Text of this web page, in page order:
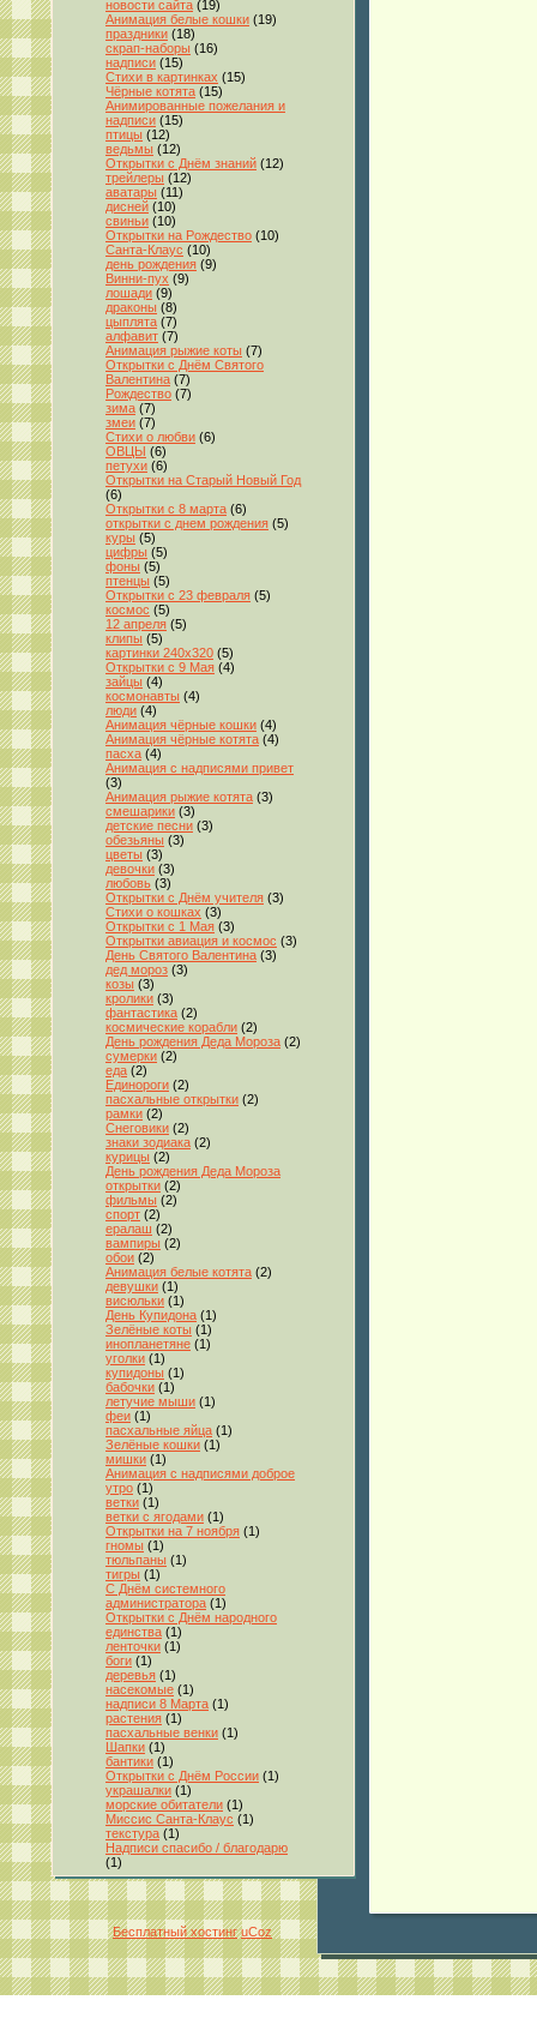
новости сайта (19)
Анимация белые кошки (19)
праздники (18)
скрап-наборы (16)
надписи (15)
Стихи в картинках (15)
Чёрные котята (15)
Анимированные пожелания и
надписи (15)
птицы (12)
ведьмы (12)
Открытки с Днём знаний (12)
трейлеры (12)
аватары (11)
дисней (10)
свиньи (10)
Открытки на Рождество (10)
Санта-Клаус (10)
день рождения (9)
Винни-пух (9)
лошади (9)
драконы (8)
цыплята (7)
алфавит (7)
Анимация рыжие коты (7)
Открытки с Днём Святого
Валентина (7)
Рождество (7)
зима (7)
змеи (7)
Стихи о любви (6)
ОВЦЫ (6)
петухи (6)
Открытки на Старый Новый Год
(6)
Открытки с 8 марта (6)
открытки с днем рождения (5)
куры (5)
цифры (5)
фоны (5)
птенцы (5)
Открытки с 23 февраля (5)
космос (5)
12 апреля (5)
клипы (5)
картинки 240x320 (5)
Открытки с 9 Мая (4)
зайцы (4)
космонавты (4)
люди (4)
Анимация чёрные кошки (4)
Анимация чёрные котята (4)
пасха (4)
Анимация с надписями привет
(3)
Анимация рыжие котята (3)
смешарики (3)
детские песни (3)
обезьяны (3)
цветы (3)
девочки (3)
любовь (3)
Открытки с Днём учителя (3)
Стихи о кошках (3)
Открытки с 1 Мая (3)
Открытки авиация и космос (3)
День Святого Валентина (3)
дед мороз (3)
козы (3)
кролики (3)
фантастика (2)
космические корабли (2)
День рождения Деда Мороза (2)
сумерки (2)
еда (2)
Единороги (2)
пасхальные открытки (2)
рамки (2)
Снеговики (2)
знаки зодиака (2)
курицы (2)
День рождения Деда Мороза
открытки (2)
фильмы (2)
спорт (2)
ералаш (2)
вампиры (2)
обои (2)
Анимация белые котята (2)
девушки (1)
висюльки (1)
День Купидона (1)
Зелёные коты (1)
инопланетяне (1)
уголки (1)
купидоны (1)
бабочки (1)
летучие мыши (1)
феи (1)
пасхальные яйца (1)
Зелёные кошки (1)
мишки (1)
Анимация с надписями доброе
утро (1)
ветки (1)
ветки с ягодами (1)
Открытки на 7 ноября (1)
гномы (1)
тюльпаны (1)
тигры (1)
С Днём системного
администратора (1)
Открытки с Днём народного
единства (1)
ленточки (1)
боги (1)
деревья (1)
насекомые (1)
надписи 8 Марта (1)
растения (1)
пасхальные венки (1)
Шапки (1)
бантики (1)
Открытки с Днём России (1)
украшалки (1)
морские обитатели (1)
Миссис Санта-Клаус (1)
текстура (1)
Надписи спасибо / благодарю
(1)
Бесплатный хостинг uCoz